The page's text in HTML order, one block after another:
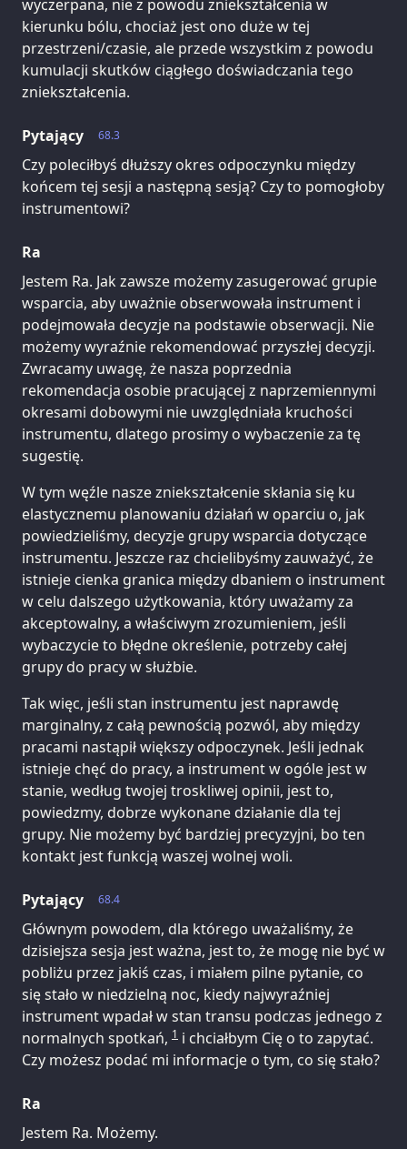
wyczerpana, nie z powodu zniekształcenia w
kierunku bólu, chociaż jest ono duże w tej
przestrzeni/czasie, ale przede wszystkim z powodu
kumulacji skutków ciągłego doświadczania tego
zniekształcenia.
68.3
Pytający
Czy poleciłbyś dłuższy okres odpoczynku między
końcem tej sesji a następną sesją? Czy to pomogłoby
instrumentowi?
Ra
Jestem Ra. Jak zawsze możemy zasugerować grupie
wsparcia, aby uważnie obserwowała instrument i
podejmowała decyzje na podstawie obserwacji. Nie
możemy wyraźnie rekomendować przyszłej decyzji.
Zwracamy uwagę, że nasza poprzednia
rekomendacja osobie pracującej z naprzemiennymi
okresami dobowymi nie uwzględniała kruchości
instrumentu, dlatego prosimy o wybaczenie za tę
sugestię.
W tym węźle nasze zniekształcenie skłania się ku
elastycznemu planowaniu działań w oparciu o, jak
powiedzieliśmy, decyzje grupy wsparcia dotyczące
instrumentu. Jeszcze raz chcielibyśmy zauważyć, że
istnieje cienka granica między dbaniem o instrument
w celu dalszego użytkowania, który uważamy za
akceptowalny, a właściwym zrozumieniem, jeśli
wybaczycie to błędne określenie, potrzeby całej
grupy do pracy w służbie.
Tak więc, jeśli stan instrumentu jest naprawdę
marginalny, z całą pewnością pozwól, aby między
pracami nastąpił większy odpoczynek. Jeśli jednak
istnieje chęć do pracy, a instrument w ogóle jest w
stanie, według twojej troskliwej opinii, jest to,
powiedzmy, dobrze wykonane działanie dla tej
grupy. Nie możemy być bardziej precyzyjni, bo ten
kontakt jest funkcją waszej wolnej woli.
68.4
Pytający
Głównym powodem, dla którego uważaliśmy, że
dzisiejsza sesja jest ważna, jest to, że mogę nie być w
pobliżu przez jakiś czas, i miałem pilne pytanie, co
się stało w niedzielną noc, kiedy najwyraźniej
instrument wpadał w stan transu podczas jednego z
normalnych spotkań, 1 i chciałbym Cię o to zapytać.
Czy możesz podać mi informacje o tym, co się stało?
Ra
Jestem Ra. Możemy.